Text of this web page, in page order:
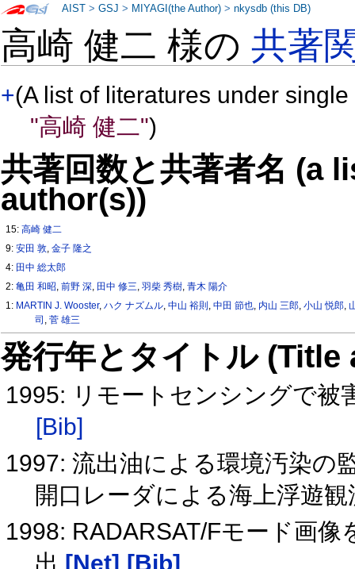
高崎 健二 様の共著
+(A list of literatures under
"高崎 健二")
共著回数と共著者名 (a
author(s))
15:高崎 健二
9:安田 敦,金子 隆之
4: 田中 総太郎
2:亀田 和昭,前野 深, 田中 修三,羽柴 秀樹,青木 陽介
1: MARTIN J. Wooster,ハク ナズムル,中山 裕則 ,中田 節也, 内山 三郎,小山 悦郎,
司 , 菅 雄三
発行年とタイトル
1995: リモートセンシングで
[Bib]
1997: 流出油による環境汚染の
開口レーダによる海上浮遊
1998: RADARSAT/Fモード画
出 [Net] [Bib]
AIST >GSJ > MIYAGI(the Author) >nkysdb (this DB)